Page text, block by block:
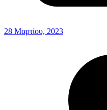
28 Μαρτίου, 2023